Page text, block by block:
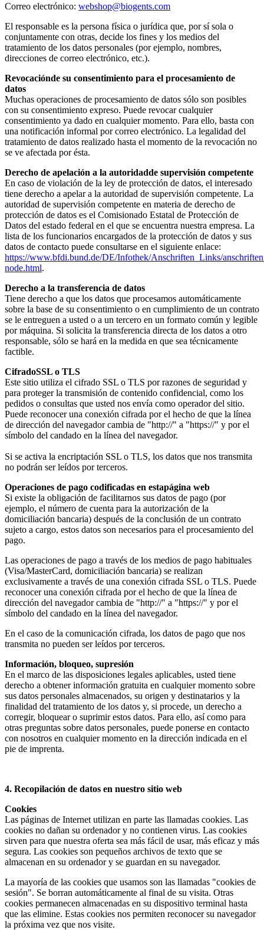
Correo electrónico: webshop@biogents.com
El responsable es la persona física o jurídica que, por sí sola o
conjuntamente con otras, decide los fines y los medios del
tratamiento de los datos personales (por ejemplo, nombres,
direcciones de correo electrónico, etc.).
Revocaciónde su consentimiento para el procesamiento de
datos
Muchas operaciones de procesamiento de datos sólo son posibles
con su consentimiento expreso. Puede revocar cualquier
consentimiento ya dado en cualquier momento. Para ello, basta con
una notificación informal por correo electrónico. La legalidad del
tratamiento de datos realizado hasta el momento de la revocación no
se ve afectada por ésta.
Derecho de apelación a la autoridadde supervisión competente
En caso de violación de la ley de protección de datos, el interesado
tiene derecho a apelar a la autoridad de supervisión competente. La
autoridad de supervisión competente en materia de derecho de
protección de datos es el Comisionado Estatal de Protección de
Datos del estado federal en el que se encuentra nuestra empresa. La
lista de los funcionarios encargados de la protección de datos y sus
datos de contacto puede consultarse en el siguiente enlace:
https://www.bfdi.bund.de/DE/Infothek/Anschriften_Links/
node.html.
Derecho a la transferencia de datos
Tiene derecho a que los datos que procesamos automáticamente
sobre la base de su consentimiento o en cumplimiento de un contrato
se le entreguen a usted o a un tercero en un formato común y legible
por máquina. Si solicita la transferencia directa de los datos a otro
responsable, sólo se hará en la medida en que sea técnicamente
factible.
CifradoSSL o TLS
Este sitio utiliza el cifrado SSL o TLS por razones de seguridad y
para proteger la transmisión de contenido confidencial, como los
pedidos o consultas que usted nos envía como operador del sitio.
Puede reconocer una conexión cifrada por el hecho de que la línea
de dirección del navegador cambia de "http://" a "https://" y por el
símbolo del candado en la línea del navegador.
Si se activa la encriptación SSL o TLS, los datos que nos transmita
no podrán ser leídos por terceros.
Operaciones de pago codificadas en estapágina web
Si existe la obligación de facilitarnos sus datos de pago (por
ejemplo, el número de cuenta para la autorización de la
domiciliación bancaria) después de la conclusión de un contrato
sujeto a cargo, estos datos son necesarios para el procesamiento del
pago.
Las operaciones de pago a través de los medios de pago habituales
(Visa/MasterCard, domiciliación bancaria) se realizan
exclusivamente a través de una conexión cifrada SSL o TLS. Puede
reconocer una conexión cifrada por el hecho de que la línea de
dirección del navegador cambia de "http://" a "https://" y por el
símbolo del candado en la línea del navegador.
En el caso de la comunicación cifrada, los datos de pago que nos
transmita no pueden ser leídos por terceros.
Información, bloqueo, supresión
En el marco de las disposiciones legales aplicables, usted tiene
derecho a obtener información gratuita en cualquier momento sobre
sus datos personales almacenados, su origen y destinatarios y la
finalidad del tratamiento de los datos y, si procede, un derecho a
corregir, bloquear o suprimir estos datos. Para ello, así como para
otras preguntas sobre datos personales, puede ponerse en contacto
con nosotros en cualquier momento en la dirección indicada en el
pie de imprenta.
4. Recopilación de datos en nuestro sitio web
Cookies
Las páginas de Internet utilizan en parte las llamadas cookies. Las
cookies no dañan su ordenador y no contienen virus. Las cookies
sirven para que nuestra oferta sea más fácil de usar, más eficaz y más
segura. Las cookies son pequeños archivos de texto que se
almacenan en su ordenador y se guardan en su navegador.
La mayoría de las cookies que usamos son las llamadas "cookies de
sesión". Se borran automáticamente al final de su visita. Otras
cookies permanecen almacenadas en su dispositivo terminal hasta
que las elimine. Estas cookies nos permiten reconocer su navegador
la próxima vez que nos visite.